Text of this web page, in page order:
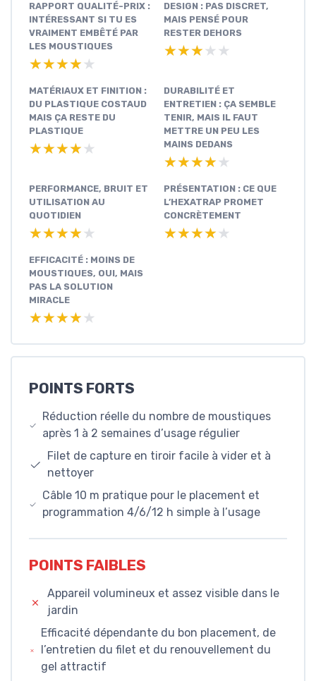
RAPPORT QUALITÉ-PRIX :
INTÉRESSANT SI TU ES
VRAIMENT EMBÊTÉ PAR
LES MOUSTIQUES
★★★★★
★★★★★
DESIGN : PAS DISCRET,
MAIS PENSÉ POUR
RESTER DEHORS
★★★★★
★★★★★
MATÉRIAUX ET FINITION :
DU PLASTIQUE COSTAUD
MAIS ÇA RESTE DU
PLASTIQUE
★★★★★
★★★★★
DURABILITÉ ET
ENTRETIEN : ÇA SEMBLE
TENIR, MAIS IL FAUT
METTRE UN PEU LES
MAINS DEDANS
★★★★★
★★★★★
PERFORMANCE, BRUIT ET
UTILISATION AU
QUOTIDIEN
★★★★★
★★★★★
PRÉSENTATION : CE QUE
L’HEXATRAP PROMET
CONCRÈTEMENT
★★★★★
★★★★★
EFFICACITÉ : MOINS DE
MOUSTIQUES, OUI, MAIS
PAS LA SOLUTION
MIRACLE
★★★★★
★★★★★
POINTS FORTS
Réduction réelle du nombre de moustiques
après 1 à 2 semaines d’usage régulier
Filet de capture en tiroir facile à vider et à
nettoyer
Câble 10 m pratique pour le placement et
programmation 4/6/12 h simple à l’usage
POINTS FAIBLES
Appareil volumineux et assez visible dans le
jardin
Efficacité dépendante du bon placement, de
l’entretien du filet et du renouvellement du
gel attractif